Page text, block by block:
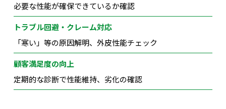
必要な性能が確保できているか確認
トラブル回避・クレーム対応
「寒い」等の原因解明、外皮性能チェック
顧客満足度の向上
定期的な診断で性能維持、劣化の確認